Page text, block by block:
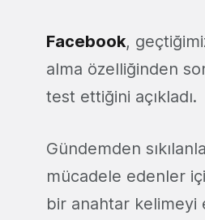
Facebook,
alma özelliğinden
test ettiğini açıkladı.
Gündemden
mücadele edenler
bir anahtar kelimeyi